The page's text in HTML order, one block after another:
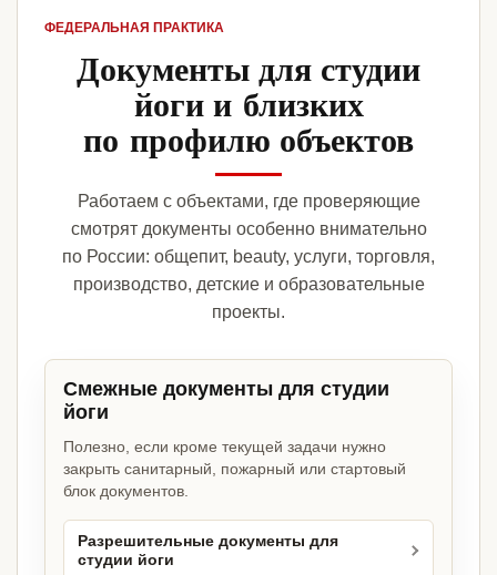
ФЕДЕРАЛЬНАЯ ПРАКТИКА
Документы для студии
йоги и близких
по профилю объектов
Работаем с объектами, где проверяющие
смотрят документы особенно внимательно
по России: общепит, beauty, услуги, торговля,
производство, детские и образовательные
проекты.
Смежные документы для студии
йоги
Полезно, если кроме текущей задачи нужно
закрыть санитарный, пожарный или стартовый
блок документов.
Разрешительные документы для
студии йоги